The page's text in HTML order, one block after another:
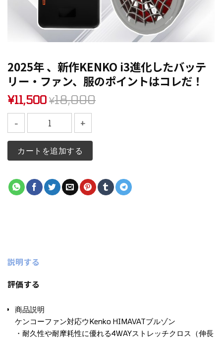
2025年 、新作KENKO i3進化したバッテ
リー・ファン、服のポイントはコレだ！
¥11,500 ¥18,000
2025年 、新作KENKO i3進化したバッテリー・ファン、服のポイン
カートを追加する
説明する
評価する
商品説明
ケンコーファン対応ウKenko HIMAVATブルゾン
・耐久性や耐摩耗性に優れる4WAYストレッチクロス（伸長